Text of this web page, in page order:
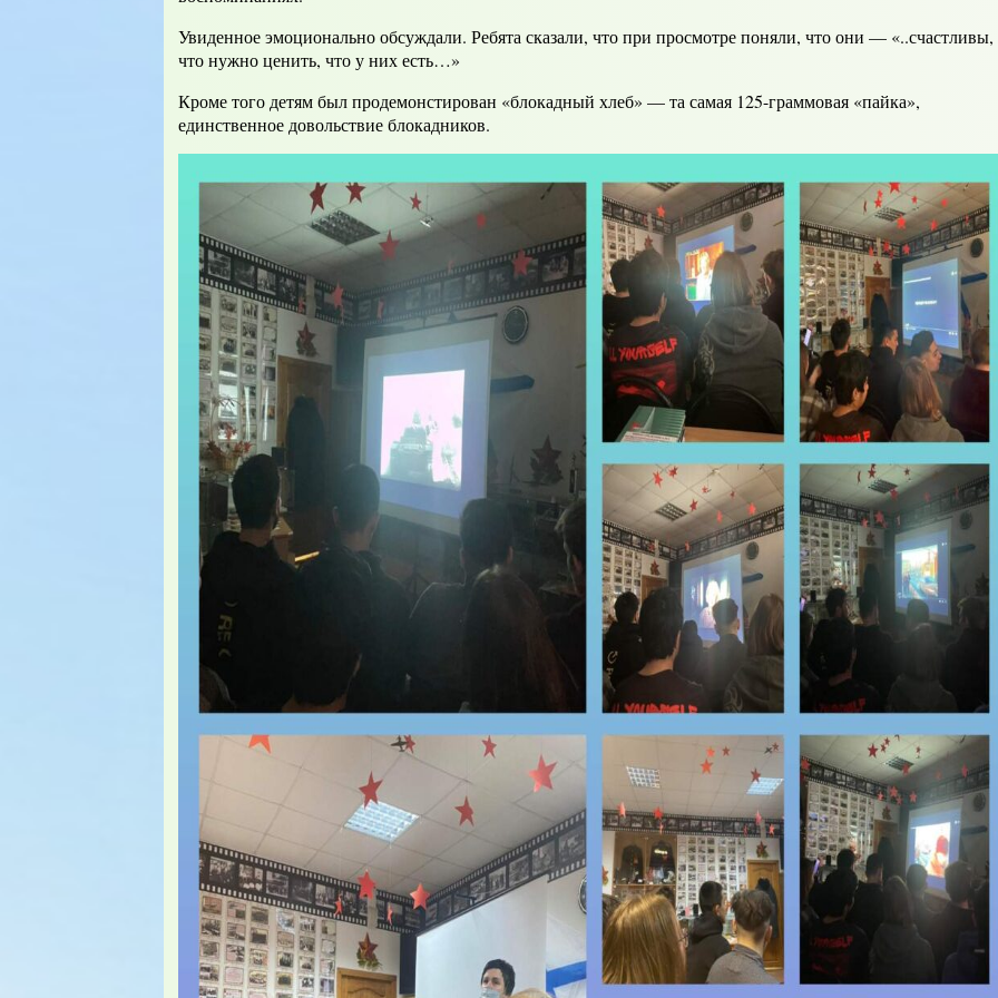
Увиденное эмоционально обсуждали. Ребята сказали, что при просмотре поняли, что они —
что нужно ценить, что у них есть…»
Кроме того детям был продемонстирован «блокадный хлеб» — та самая 125-граммовая «пайка»,
единственное довольствие блокадников.